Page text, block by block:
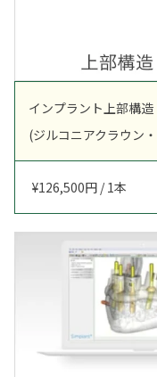
インプラント上部構造
(ジルコニアクラウン・
¥126,500円 / 1本